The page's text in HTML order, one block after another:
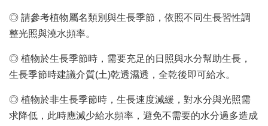
◎ 請參考植物屬名類別與生長季節，依照不同生長習性調
整光照與澆水頻率。
◎ 植物於生長季節時，需要充足的日照與水分幫助生長，
生長季節時建議介質(土)乾透濕透，全乾後即可給水。
◎ 植物於非生長季節時，生長速度減緩，對水分與光照需
求降低，此時應減少給水頻率，避免不需要的水分過多造成